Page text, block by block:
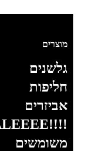
מוצרים
גלשנים
חליפות
אביזרים
!!!!SALEEEE
משומשים